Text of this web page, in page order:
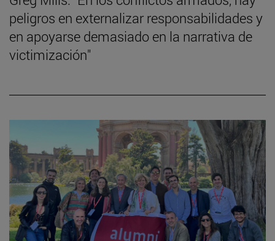
peligros en externalizar responsabilidades y
en apoyarse demasiado en la narrativa de
victimización"